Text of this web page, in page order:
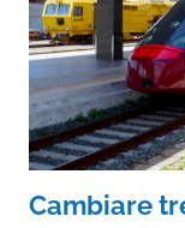
Cambiare